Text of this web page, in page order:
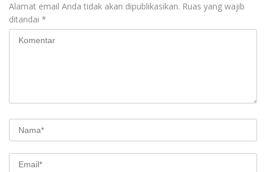
Alamat email Anda tidak akan dipublikasikan. Ruas yang wajib
ditandai *